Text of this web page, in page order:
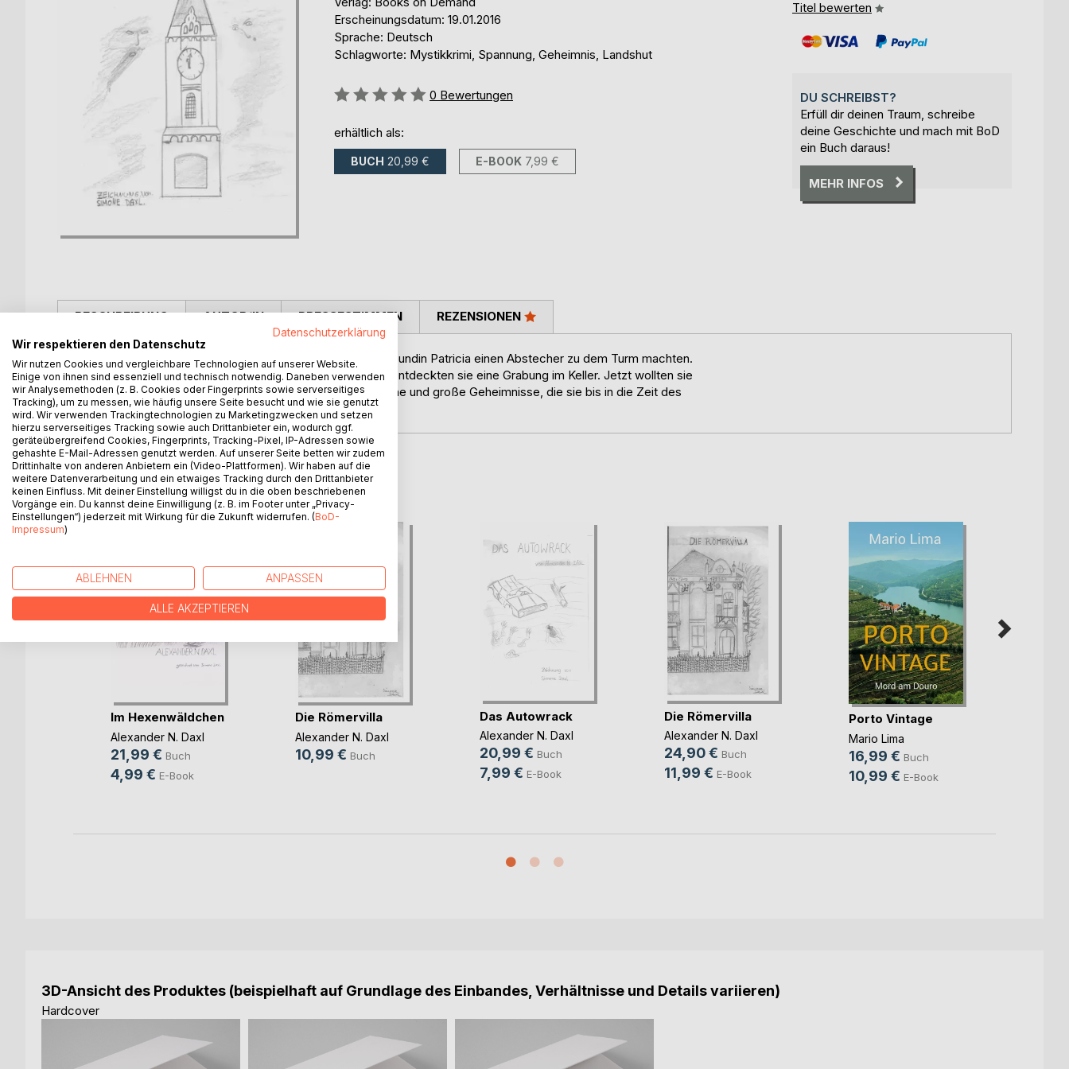
Erscheinungsdatum: 19.01.2016
Sprache: Deutsch
Schlagworte: Mystikkrimi, Spannung, Geheimnis, Landshut
Bewertung::
0 Bewertungen
erhältlich als:
BUCH 20,99 € E-BOOK 7,99 €
Titel bewerten
DU SCHREIBST?
Erfüll dir deinen Traum, schreibe
deine Geschichte und mach mit BoD
ein Buch daraus!
MEHR INFOS
BESCHREIBUNG
Der Turm zog Leonie magisch an, so dass sie und ihre Freundin Patricia einen Abstecher zu dem Turm machten.
Leonies Neugier ließ sie auch das Innere erkunden. Dort entdeckten sie eine Grabung im Keller. Jetzt wollten sie
mehr in Erfahrung bringen und stießen dabei auf viele kleine und große Geheimnisse, die sie bis in die Zeit des
Dreißigjährigen Krieges zurückführte.
AUTOR/IN PRESSESTIMMEN REZENSIONEN
WEITERE TITEL BEIBoD
Im Hexenwäldchen
Alexander N. Daxl
21,99 € Buch
4,99 € E-Book
Die Römervilla
Alexander N. Daxl
10,99 € Buch
Das Autowrack
Alexander N. Daxl
20,99 € Buch
7,99 € E-Book
Die Römervilla
Alexander N. Daxl
24,90 € Buch
11,99 € E-Book
Porto Vintage
Mario Lima
16,99 € Buch
10,99 € E-Book
3D-Ansicht des Produktes (beispielhaft auf Grundlage des Einbandes, Verhältnisse und Details variieren)
Hardcover
Datenschutzerklärung
Wir respektieren den Datenschutz
Wir nutzen Cookies und vergleichbare Technologien auf unserer Website.
Einige von ihnen sind essenziell und technisch notwendig. Daneben verwenden
wir Analysemethoden (z. B. Cookies oder Fingerprints sowie serverseitiges
Tracking), um zu messen, wie häufig unsere Seite besucht und wie sie genutzt
wird. Wir verwenden Trackingtechnologien zu Marketingzwecken und setzen
hierzu serverseitiges Tracking sowie auch Drittanbieter ein, wodurch ggf.
geräteübergreifend Cookies, Fingerprints, Tracking-Pixel, IP-Adressen sowie
gehashte E-Mail-Adressen genutzt werden. Auf unserer Seite betten wir zudem
Drittinhalte von anderen Anbietern ein (Video-Plattformen). Wir haben auf die
weitere Datenverarbeitung und ein etwaiges Tracking durch den Drittanbieter
keinen Einfluss. Mit deiner Einstellung willigst du in die oben beschriebenen
Vorgänge ein. Du kannst deine Einwilligung (z. B. im Footer unter „Privacy-
Einstellungen“) jederzeit mit Wirkung für die Zukunft widerrufen. (BoD-
Impressum)
ABLEHNEN ANPASSEN
ALLE AKZEPTIEREN